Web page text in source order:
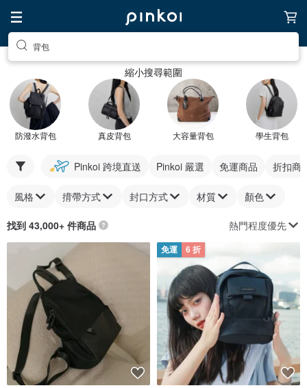
背包
縮小搜尋範圍
防潑水背包 真皮背包 大容量背包 學生背包
Pinkoi 跨境直送 Pinkoi 嚴選 免運商品 折扣商
風格 揹帶方式 封口方式 材質 顏色
找到 43,000+ 件商品 熱門程度優先
免運 6 折